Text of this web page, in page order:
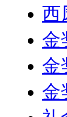
西
金
金
金